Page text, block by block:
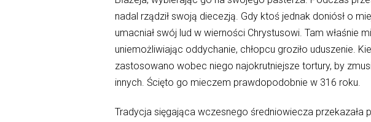
nadal rządził swoją diecezją. Gdy ktoś jednak doniósł o
umacniał swój lud w wierności Chrystusowi. Tam właśnie
uniemożliwiając oddychanie, chłopcu groziło uduszenie.
zastosowano wobec niego najokrutniejsze tortury, by
innych. Ścięto go mieczem prawdopodobnie w 316 roku.
Tradycja sięgająca wczesnego średniowiecza przekazała